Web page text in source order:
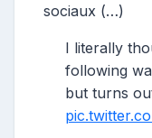
sociaux (…)
I literally
following
but turns